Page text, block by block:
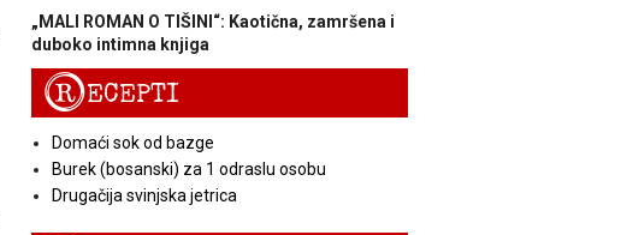
„MALI ROMAN O TIŠINI“: Kaotična, zamršena i
duboko intimna knjiga
RECEPTI
Domaći sok od bazge
Burek (bosanski) za 1 odraslu osobu
Drugačija svinjska jetrica